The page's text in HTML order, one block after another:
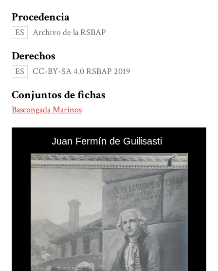
Procedencia
ES Archivo de la RSBAP
Derechos
ES CC-BY-SA 4.0 RSBAP 2019
Conjuntos de fichas
Bascongada Marinos
Media Viewer
Juan Fermín de Guilisasti